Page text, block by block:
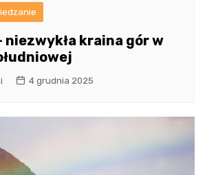
niezwykła kraina gór w
4 grudnia 2025